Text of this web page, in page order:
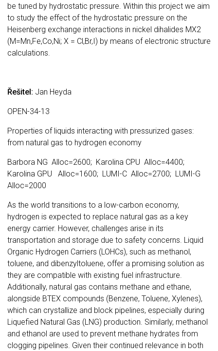
be tuned by hydrostatic pressure. Within this project we aim
to study the effect of the hydrostatic pressure on the
Heisenberg exchange interactions in nickel dihalides MX2
(M=Mn,Fe,Co,Ni; X = Cl,Br,I) by means of electronic structure
calculations.
Řešitel: Jan Heyda
OPEN-34-13
Properties of liquids interacting with pressurized gases:
from natural gas to hydrogen economy
Barbora NG Alloc=2600; Karolina CPU Alloc=4400;
Karolina GPU Alloc=1600; LUMI-C Alloc=2700; LUMI-G
Alloc=2000
As the world transitions to a low-carbon economy,
hydrogen is expected to replace natural gas as a key
energy carrier. However, challenges arise in its
transportation and storage due to safety concerns. Liquid
Organic Hydrogen Carriers (LOHCs), such as methanol,
toluene, and dibenzyltoluene, offer a promising solution as
they are compatible with existing fuel infrastructure.
Additionally, natural gas contains methane and ethane,
alongside BTEX compounds (Benzene, Toluene, Xylenes),
which can crystallize and block pipelines, especially during
Liquefied Natural Gas (LNG) production. Similarly, methanol
and ethanol are used to prevent methane hydrates from
clogging pipelines. Given their continued relevance in both